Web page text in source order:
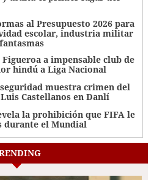
al Presupuesto 2026 para
escolar, industria militar
a impensable club de
hindú a Liga Nacional
muestra crimen del
Castellanos en Danlí
la prohibición que FIFA le
durante el Mundial